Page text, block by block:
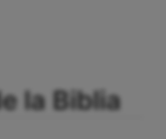
la Biblia